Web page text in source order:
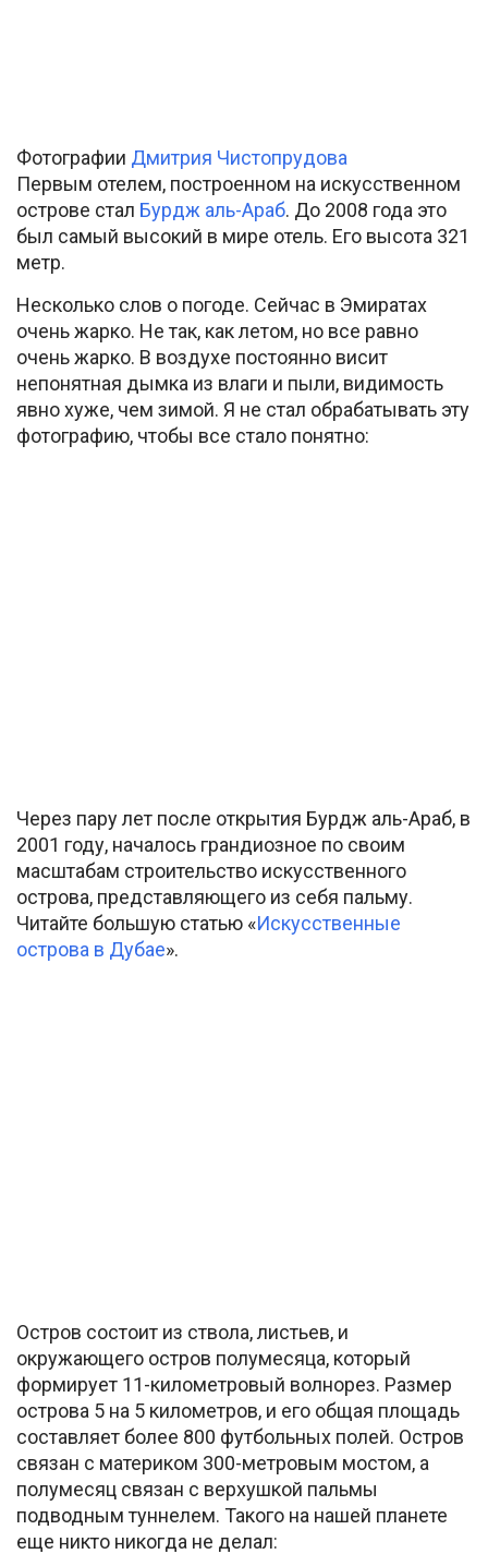
Фотографии Дмитрия Чистопрудова
Первым отелем, построенном на искусственном
острове стал Бурдж аль-Араб. До 2008 года это
был самый высокий в мире отель. Его высота 321
метр.
Несколько слов о погоде. Сейчас в Эмиратах
очень жарко. Не так, как летом, но все равно
очень жарко. В воздухе постоянно висит
непонятная дымка из влаги и пыли, видимость
явно хуже, чем зимой. Я не стал обрабатывать эту
фотографию, чтобы все стало понятно:
Через пару лет после открытия Бурдж аль-Араб, в
2001 году, началось грандиозное по своим
масштабам строительство искусственного
острова, представляющего из себя пальму.
Читайте большую статью «Искусственные
острова в Дубае».
Остров состоит из ствола, листьев, и
окружающего остров полумесяца, который
формирует 11-километровый волнорез. Размер
острова 5 на 5 километров, и его общая площадь
составляет более 800 футбольных полей. Остров
связан с материком 300-метровым мостом, а
полумесяц связан с верхушкой пальмы
подводным туннелем. Такого на нашей планете
еще никто никогда не делал: